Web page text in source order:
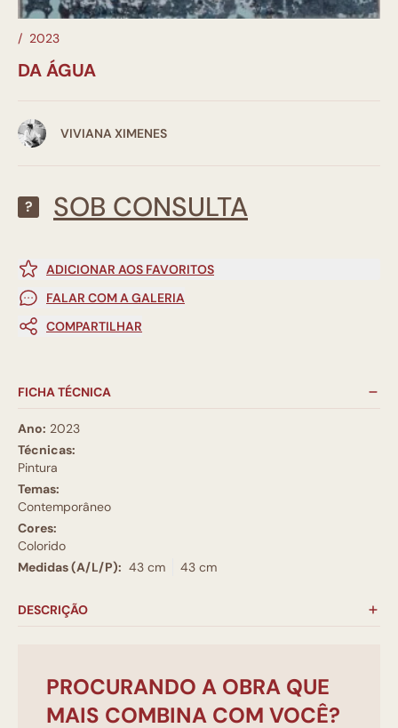
/ 2023
DA ÁGUA
VIVIANA XIMENES
? SOB CONSULTA
ADICIONAR AOS FAVORITOS
FALAR COM A GALERIA
COMPARTILHAR
FICHA TÉCNICA
Ano: 2023
Técnicas:
Pintura
Temas:
Contemporâneo
Cores:
Colorido
Medidas (A/L/P): 43 cm 43 cm
DESCRIÇÃO
PROCURANDO A OBRA QUE
MAIS COMBINA COM VOCÊ?